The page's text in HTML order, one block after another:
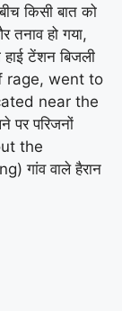
किसी बात को
हो गया,
टेंशन बिजली
rage, went to
near the
पर परिजनों
the
गांव वाले हैरान